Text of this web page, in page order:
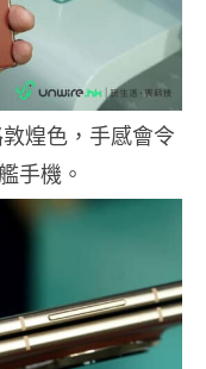
煌色，手感會令
手機。